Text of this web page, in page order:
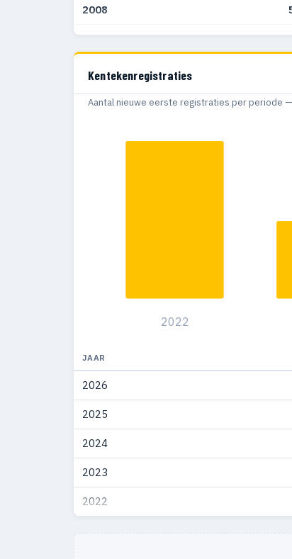
2008
2007
2005
Kentekenregistraties
Aantal nieuwe eerste registraties per periode
2022
JAAR
2026
2025
2024
2023
2022